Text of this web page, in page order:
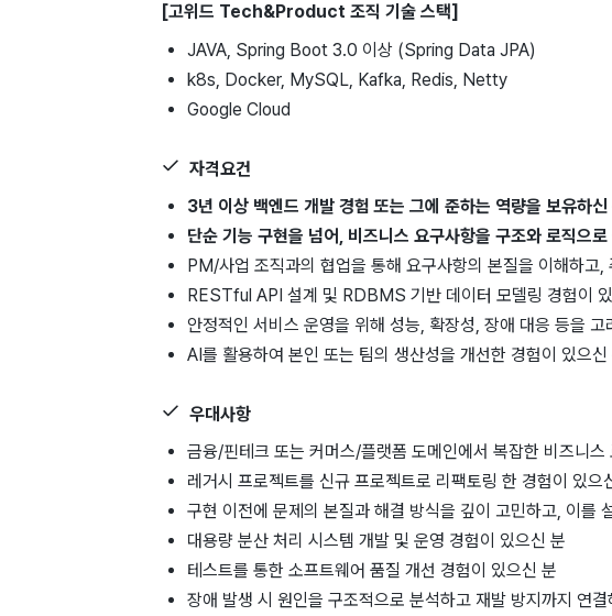
[고위드 Tech&Product 조직 기술 스택]
JAVA, Spring Boot 3.0 이상 (Spring Data JPA)
k8s, Docker, MySQL, Kafka, Redis, Netty
Google Cloud
자격요건
3년 이상 백엔드 개발 경험 또는 그에 준하는 역량을 보유하신
단순 기능 구현을 넘어, 비즈니스 요구사항을 구조와 로직으
PM/사업 조직과의 협업을 통해 요구사항의 본질을 이해하고
RESTful API 설계 및 RDBMS 기반 데이터 모델링 경험이
안정적인 서비스 운영을 위해 성능, 확장성, 장애 대응 등을
AI를 활용하여 본인 또는 팀의 생산성을 개선한 경험이 있으신
우대사항
금융/핀테크 또는 커머스/플랫폼 도메인에서 복잡한 비즈니
레거시 프로젝트를 신규 프로젝트로 리팩토링 한 경험이 있으
구현 이전에 문제의 본질과 해결 방식을 깊이 고민하고, 이를
대용량 분산 처리 시스템 개발 및 운영 경험이 있으신 분
테스트를 통한 소프트웨어 품질 개선 경험이 있으신 분
장애 발생 시 원인을 구조적으로 분석하고 재발 방지까지 연